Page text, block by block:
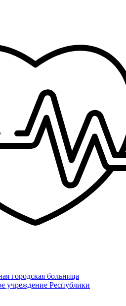
городская больница
учреждение Республики